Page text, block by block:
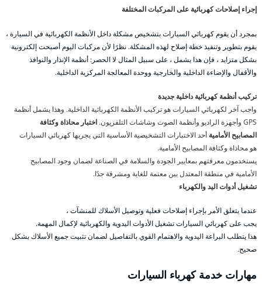
إجراء إصلاحات كهربائية على المركبات المختلفة
بمجرد أن يقوم كهربائي السيارات بتشخيص مشكلة داخل الأنظمة الكهربائية في السيارة ،
يقوم بتطوير وتنفيذ خطة إصلاح لهذه المشكلة. نظرًا لأن مركبات اليوم أصبحت إلكترونية
بشكل متزايد ، فإن هذا يشمل ، على سبيل المثال لا الحصر: أنظمة الإنذار والنوافذ
والأقفال والإضاءة الداخلية والخارجية ووحدة المعالجة المركزية الداخلية.
تركيب أنظمة كهربائية داخلية جديدة
واجب آخر لكهربائي السيارات هو تركيب الأنظمة الكهربائية الداخلية. وهذا يشمل أنظمة
GPS وأجهزة الراديو وأنظمة الصوت وشاشات التلفزيون.
اختبار محاذاة وكثافة
المصابيح الأمامية أحد الاختبارات التشخيصية الأساسية التي يجريها كهربائي السيارات
هو محاذاة وكثافة المصابيح الأمامية.
يستخدمون معرفتهم بمعايير الجودة والسلامة في الصناعة لضمان وجود المصابيح
الأمامية في منطقة المعتدل بين معتمة للغاية ومشرقة جدًا.
تشغيل أدوات اليد والكهرباء
عندما يتعلق الأمر بإجراء إصلاحات فعلية وتوصيل الأسلاك للمنشآت ،
يجب على كهربائي السيارات تشغيل الأدوات اليدوية والكهربائية لإكمال المهمة.
هذا يتطلب البراعة اليدوية والاهتمام القوي بالتفاصيل لضمان تثبيت جميع الأسلاك بشكل
صحيح.
مهارات خدمة كهرباء السيارات